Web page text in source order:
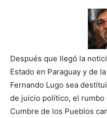
Después que llegó la
Estado en Paraguay y de
Fernando Lugo sea
de juicio político, el
Cumbre de los Pueblos